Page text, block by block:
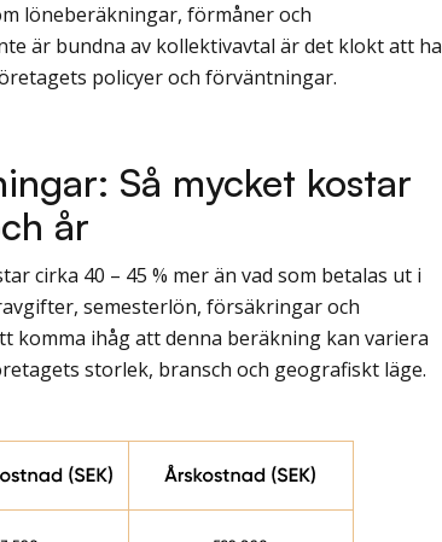
löneberäkningar, förmåner och
är bundna av kollektivavtal är det klokt att ha
policyer och förväntningar.
Så mycket kostar
år
cirka 40 – 45 % mer än vad som betalas ut i
semesterlön, försäkringar och
komma ihåg att denna beräkning kan variera
storlek, bransch och geografiskt läge.